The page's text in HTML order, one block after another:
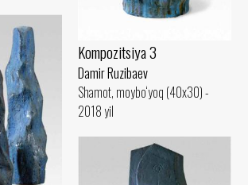
Kompozitsiya 3
Damir Ruzibaev
Shamot, moybo‘yoq (40x30) -
2018 yil